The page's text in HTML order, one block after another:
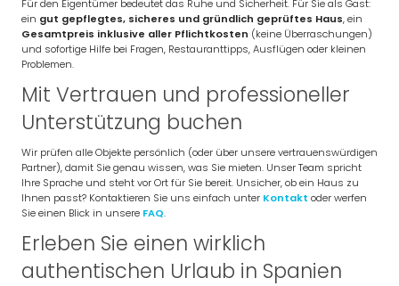
Für den Eigentümer bedeutet das Ruhe und Sicherheit. Für Sie als Gast:
ein gut gepflegtes, sicheres und gründlich geprüftes Haus, ein
Gesamtpreis inklusive aller Pflichtkosten (keine Überraschungen)
und sofortige Hilfe bei Fragen, Restauranttipps, Ausflügen oder kleinen
Problemen.
Mit Vertrauen und professioneller
Unterstützung buchen
Wir prüfen alle Objekte persönlich (oder über unsere vertrauenswürdigen
Partner), damit Sie genau wissen, was Sie mieten. Unser Team spricht
Ihre Sprache und steht vor Ort für Sie bereit. Unsicher, ob ein Haus zu
Ihnen passt? Kontaktieren Sie uns einfach unter Kontakt oder werfen
Sie einen Blick in unsere FAQ.
Erleben Sie einen wirklich
authentischen Urlaub in Spanien